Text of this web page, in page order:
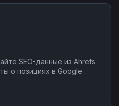
SEO-данные из Ahrefs
о позициях в Google
Ahrefs с
управления